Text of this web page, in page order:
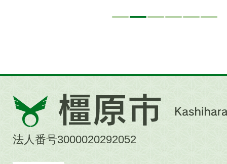
橿
原
市
法人番号3000020292052